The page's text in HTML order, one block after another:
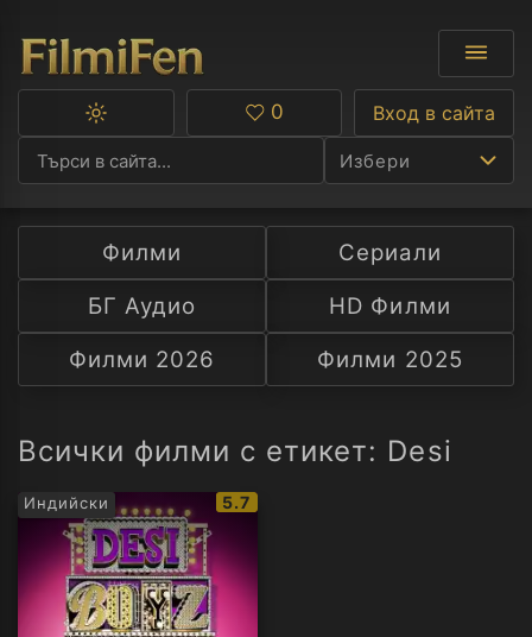
Избери
Ф
С
А
Превключване
тъмна
тема
Любими
0 Вход в сайта
Филми
Сериали
БГ Аудио
HD Филми
Филми 2026
Филми 2025
Всички филми с етикет: Desi
Индийски
IMDb
5.7